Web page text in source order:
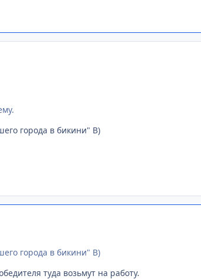
города в бикини" B)
города в бикини" B)
туда возьмут на работу.